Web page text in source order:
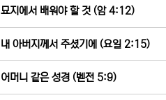
묘지에서 배워야 할 것 (암 4:12)
내 아버지께서 주셨기에 (요일 2:15)
어머니 같은 성경 (벧전 5:9)